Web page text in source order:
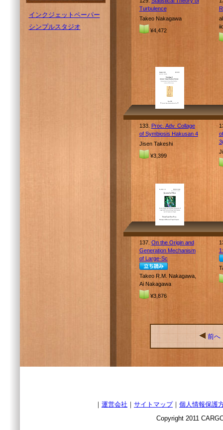
インクジェットペーパー
シンプルスタジオ
Turbulence
Takeo Nakagawa
¥4,472
133. Proc. Adv. Collage
of Symbiosis Hakusan 4
Jisen Takeshi
¥3,399
137. On the Origin and
Generation Mechanism
of Large-Sc
Takeo R.M. Nakagawa,
Ai Nakagawa
¥3,876
前へ
｜ 運営会社 ｜ サイトマップ｜ 個人情報保護
Copyright 2011